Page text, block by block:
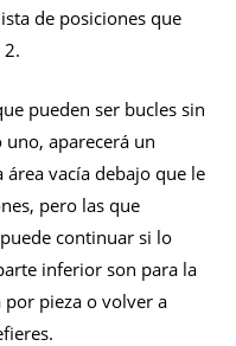
de posiciones que
pueden ser bucles sin
uno, aparecerá un
vacía debajo que le
pero las que
continuar si lo
inferior son para la
por pieza o volver a